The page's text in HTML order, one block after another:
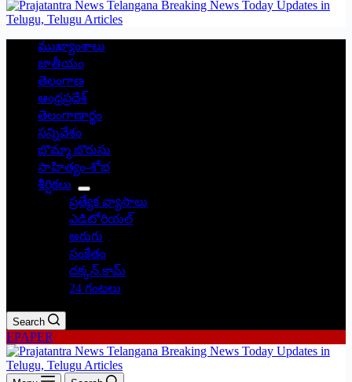
ముఖ్యాంశాలు
జాతీయం
తెలంగాణ
ఆంధ్రప్రదేశ్
తెలంగాణార్థం
సన్నివేశం
బొమ్మా బొరుసు
సాహిత్యం-శోభ
శీర్షికలు
ప్రత్యేక వ్యాసాలు
ఎడిటోరియల్
అరుగు
సంకేతం
దక్కన్.కామ్
24 గంటలు
Search
EPAPER